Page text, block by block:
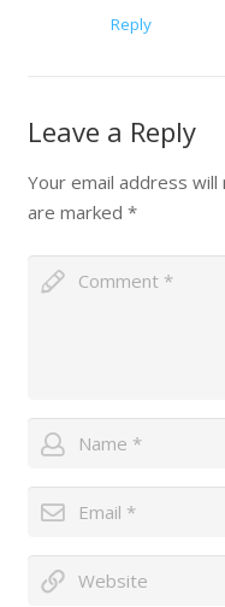
Reply
Leave a Reply
Your email address will
are marked *